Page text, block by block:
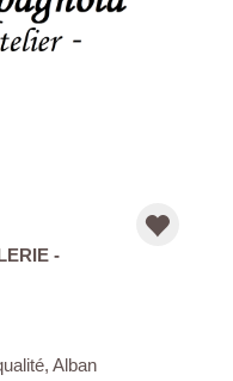
-
Alban